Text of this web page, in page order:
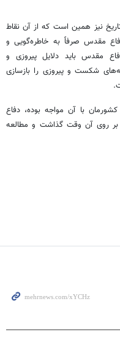
نیز همین است که از آن نقاط
مقدس صرفاً به خاطره‌گویی و
مقدس باید دلایل پیروزی و
شکست و پیروزی را بازسازی
با آن مواجه بوده، دفاع
روی آن وقت گذاشت و مطالعه